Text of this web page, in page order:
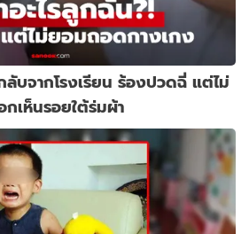
ลับจากโรงเรียน ร้องปวดฉี่ แต่ไม่
เห็นรอยใต้ร่มผ้า